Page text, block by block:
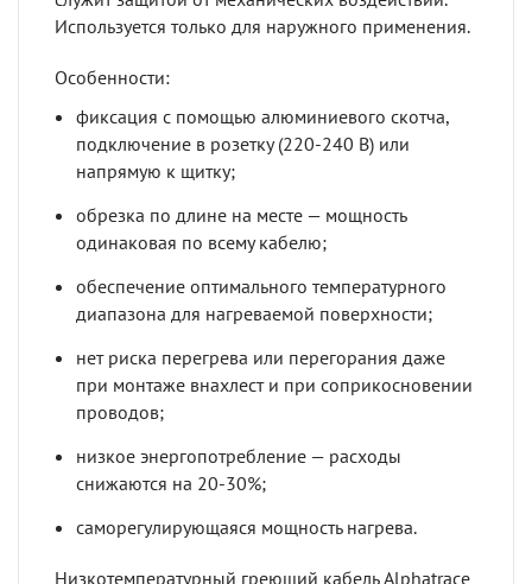
Используется только для наружного применения.
Особенности:
фиксация с помощью алюминиевого скотча,
подключение в розетку (220-240 В) или
напрямую к щитку;
обрезка по длине на месте — мощность
одинаковая по всему кабелю;
обеспечение оптимального температурного
диапазона для нагреваемой поверхности;
нет риска перегрева или перегорания даже
при монтаже внахлест и при соприкосновении
проводов;
низкое энергопотребление — расходы
снижаются на 20-30%;
саморегулирующаяся мощность нагрева.
Низкотемпературный греющий кабель Alphatrace